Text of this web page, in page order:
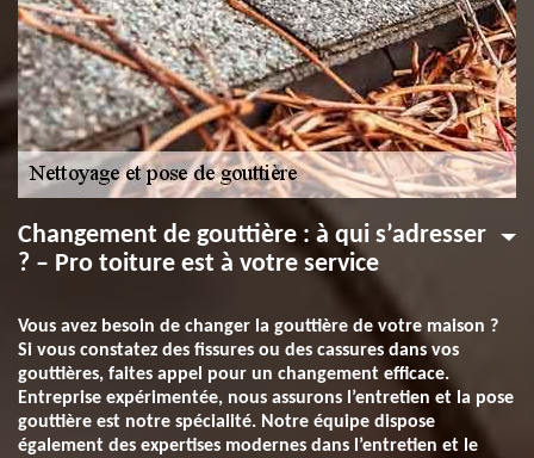
Changement de gouttière : à qui s’adresser
? – Pro toiture est à votre service
Vous avez besoin de changer la gouttière de votre maison ?
Si vous constatez des fissures ou des cassures dans vos
gouttières, faites appel pour un changement efficace.
Entreprise expérimentée, nous assurons l’entretien et la pose
gouttière est notre spécialité. Notre équipe dispose
également des expertises modernes dans l’entretien et le